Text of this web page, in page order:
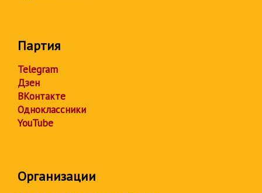
Партия
Telegram
Дзен
ВКонтакте
Одноклассники
YouTube
Организации